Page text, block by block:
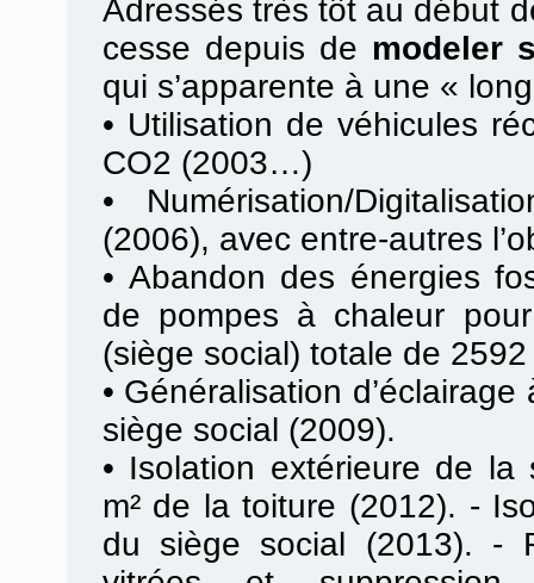
Adressés très tôt au début
cesse depuis de modeler
qui s’apparente à une «
• Utilisation de véhicules
CO2 (2003…)
• Numérisation/
(2006), avec entre-autres
• Abandon des énergies
de pompes à chaleur
(siège social) totale de 2592
• Généralisation
siège social (2009).
• Isolation extérieure de la
m² de la toiture (2012). -
du siège social (2013). -